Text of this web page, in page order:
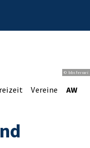
© bbsferrari
Vereine AWO